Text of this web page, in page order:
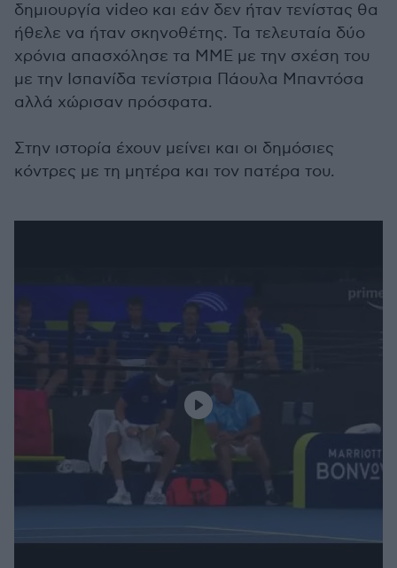
δημιουργία video και εάν δεν ήταν τενίστας θα
ήθελε να ήταν σκηνοθέτης. Τα τελευταία δύο
χρόνια απασχόλησε τα ΜΜΕ με την σχέση του
με την Ισπανίδα τενίστρια Πάουλα Μπαντόσα
αλλά χώρισαν πρόσφατα.
Στην ιστορία έχουν μείνει και οι δημόσιες
κόντρες με τη μητέρα και τον πατέρα του.